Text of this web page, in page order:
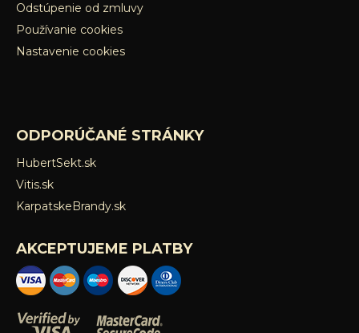
Odstúpenie od zmluvy
Používanie cookies
Nastavenie cookies
ODPORÚČANÉ STRÁNKY
HubertSekt.sk
Vitis.sk
KarpatskeBrandy.sk
AKCEPTUJEME PLATBY